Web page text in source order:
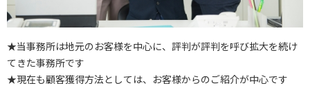
★当事務所は地元のお客様を中心に、評判が評判を呼び拡大を続け
てきた事務所です
★現在も顧客獲得方法としては、お客様からのご紹介が中心です